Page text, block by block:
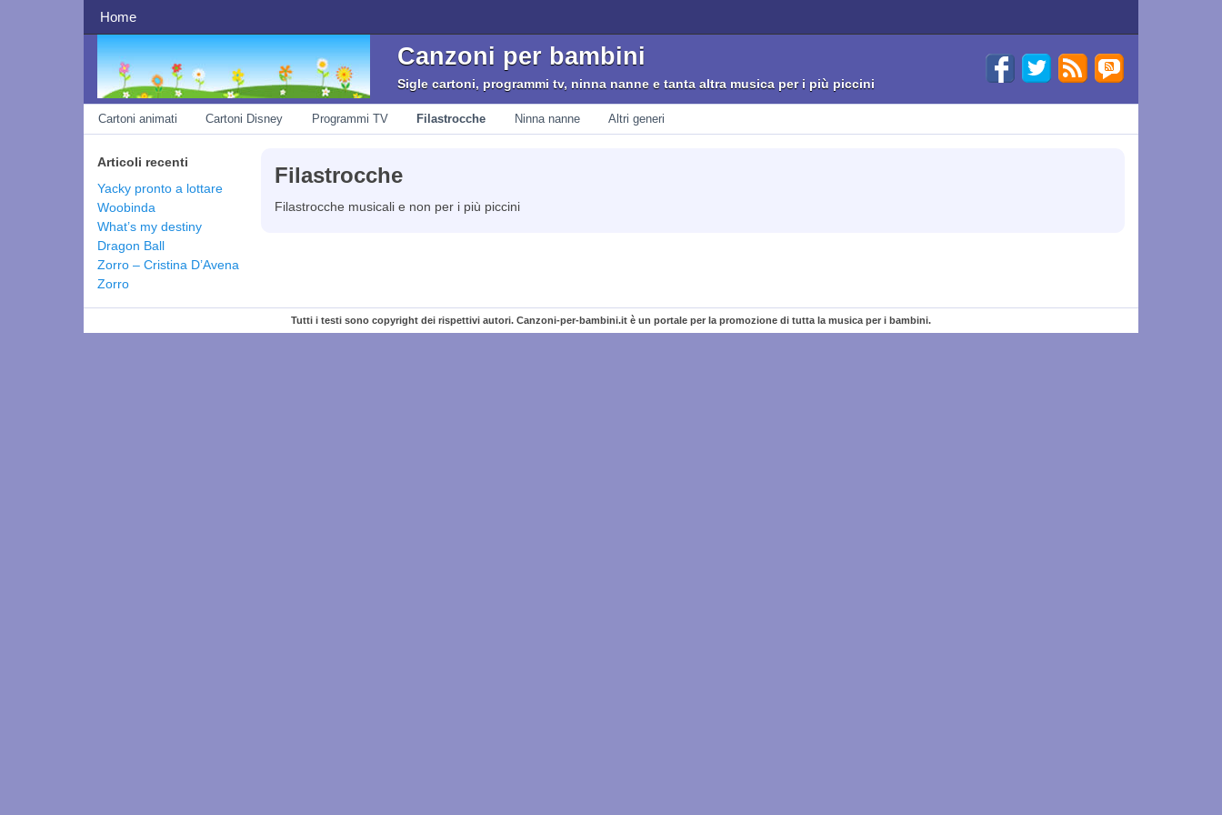
Home
Canzoni per bambini
Sigle cartoni, programmi tv, ninna nanne e tanta altra musica per i più piccini
navigazione
Cartoni animati Cartoni Disney Programmi TV Filastrocche Ninna nanne Altri generi
Filastrocche
Filastrocche musicali e non per i più piccini
Articoli recenti
Yacky pronto a lottare
Woobinda
What’s my destiny
Dragon Ball
Zorro – Cristina D’Avena
Zorro
Tutti i testi sono copyright dei rispettivi autori. Canzoni-per-bambini.it è un portale per la promozione di tutta la musica per i bambini.